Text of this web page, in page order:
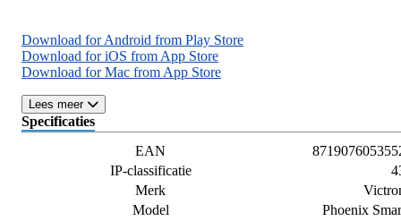
Download for Android from Play Store
Download for iOS from App Store
Download for Mac from App Store
Lees meer
Specificaties
EAN
IP-classificatie
Merk
Model
Phoenix